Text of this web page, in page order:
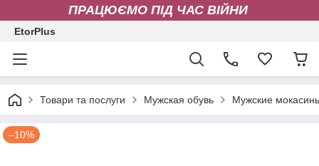
ПРАЦЮЄМО ПІД ЧАС ВІЙНИ
EtorPlus
Товари та послуги Мужская обувь Мужские
–10%